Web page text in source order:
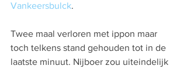
Vankeersbulck.
Twee maal verloren met ippon maar
toch telkens stand gehouden tot in de
laatste minuut. Nijboer zou uiteindelijk